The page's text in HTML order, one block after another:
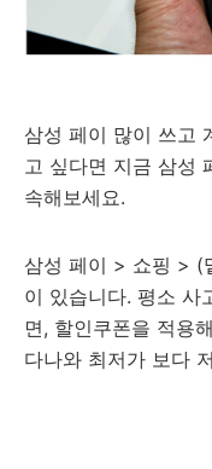
삼성 페이 많이 쓰고
고 싶다면 지금 삼성
속해보세요.
삼성 페이 > 쇼핑 > (
이 있습니다. 평소 사
면, 할인쿠폰을 적용
다나와 최저가 보다